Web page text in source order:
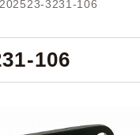
3231-106
106